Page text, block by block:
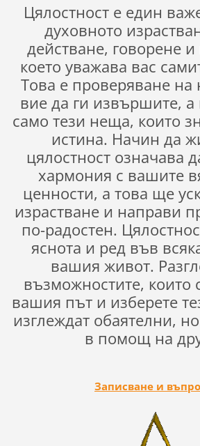
Цялостност е един
духовното
действане, говорене
което уважава вас
Това е проверяване
вие да ги извършите,
само тези неща, които
истина. Начин да
цялостност означава
хармония с вашите
ценности, а това ще
израстване и направи
по-радостен.
яснота и ред във
вашия живот.
възможностите, които
вашия път и изберете
изглеждат обаятелни,
в помощ на
Записване и